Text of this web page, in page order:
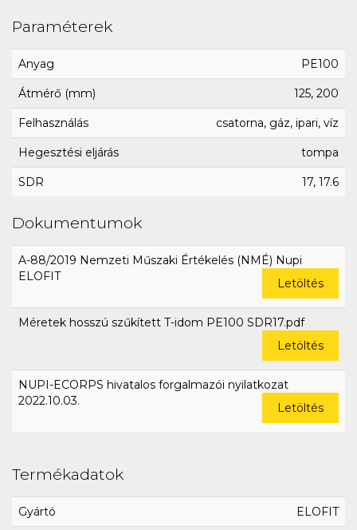
Paraméterek
Anyag PE100
Átmérő (mm) 125, 200
Felhasználás csatorna, gáz, ipari, víz
Hegesztési eljárás tompa
SDR 17, 17.6
Dokumentumok
A-88/2019 Nemzeti Műszaki Értékelés (NMÉ) Nupi
ELOFIT
Letöltés
Méretek hosszú szűkített T-idom PE100 SDR17.pdf
Letöltés
NUPI-ECORPS hivatalos forgalmazói nyilatkozat
2022.10.03.
Letöltés
Termékadatok
Gyártó ELOFIT